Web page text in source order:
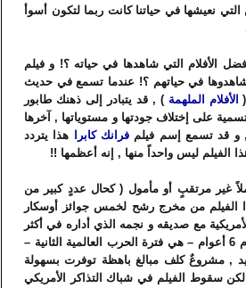
نعيشها في حياتنا كانت ربما لتكون أسوأ
الأفلام التي شاهدها في حياته ؟! و فيلم
شاهدوها في حياتهم ؟! عندما تسمع في حديث
الأفلام الملهمة ) , قد يتبادر إلى ذهنك طابور
على إختلاف جودتها و مستوياتها , آخرها
قد تسمع إسم فيلم فرانك كابرا
هذا يتردد
الفيلم ليس واحداً منها , إنه أعظمها !!
غير مرتقبٍ أو مأمول ( كحال عددٍ كبير من
الفيلم من مخرج رشح لخمس جوائز أوسكار
مع صديقه و نجمه الذي أداره في أكثر
, و بعد توقفٍ دام 6 أعوام – هي فترة الحرب العالمية الثانية –
, مشروعٌ كلف مبالغ باهظة توفرت بسهولة
سقوط الفيلم في شباك التذاكر الأمريكي